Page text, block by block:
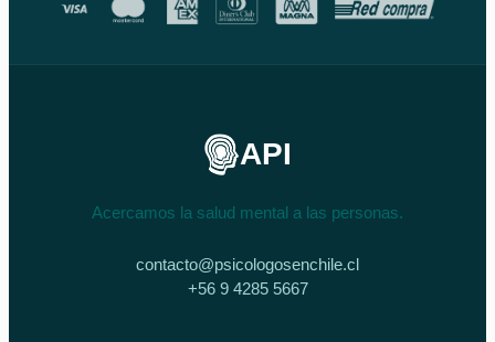
API
Acercamos la salud mental a las personas.
contacto@psicologosenchile.cl
+56 9 4285 5667